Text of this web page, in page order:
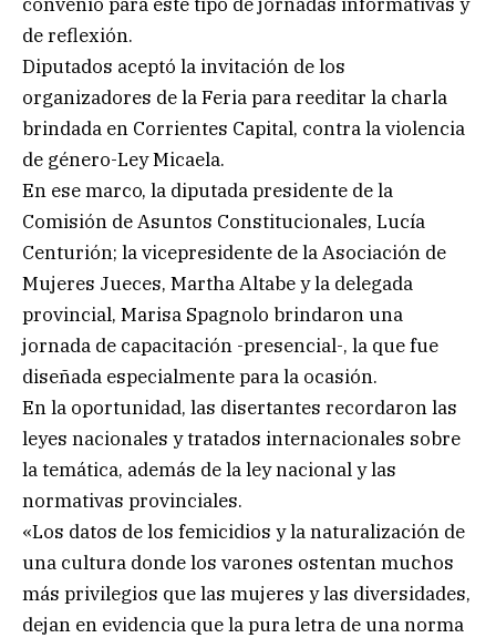
de reflexión.
Diputados aceptó la invitación de los
organizadores de la Feria para reeditar la charla
brindada en Corrientes Capital, contra la violencia
de género-Ley Micaela.
En ese marco, la diputada presidente de la
Comisión de Asuntos Constitucionales, Lucía
Centurión; la vicepresidente de la Asociación de
Mujeres Jueces, Martha Altabe y la delegada
provincial, Marisa Spagnolo brindaron una
jornada de capacitación -presencial-, la que fue
diseñada especialmente para la ocasión.
En la oportunidad, las disertantes recordaron las
leyes nacionales y tratados internacionales sobre
la temática, además de la ley nacional y las
normativas provinciales.
«Los datos de los femicidios y la naturalización de
una cultura donde los varones ostentan muchos
más privilegios que las mujeres y las diversidades,
dejan en evidencia que la pura letra de una norma